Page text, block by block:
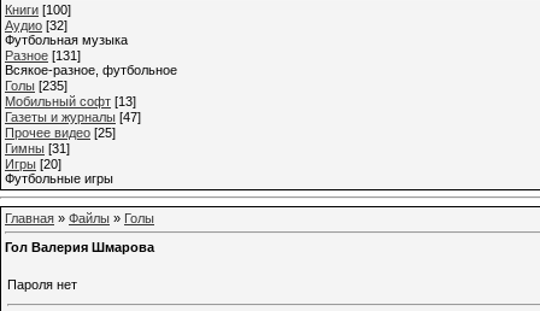
Книги [100]
Аудио [32]
Футбольная музыка
Разное [131]
Всякое-разное, футбольное
Голы [235]
Мобильный софт [13]
Газеты и журналы [47]
Прочее видео [25]
Гимны [31]
Игры [20]
Футбольные игры
Главная » Файлы » Голы
Гол Валерия Шмарова
Пароля нет